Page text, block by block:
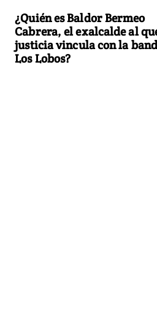
¿Quién es Baldor Bermeo
Cabrera, el exalcalde al
justicia vincula con la
Los Lobos?